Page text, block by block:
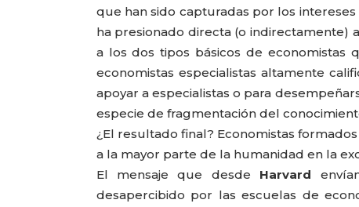
que han sido capturadas por los
ha presionado directa (o indirectamente)
a los dos tipos básicos de economistas
economistas especialistas altamente
apoyar a especialistas o para
especie de fragmentación del
¿El resultado final? Economistas
a la mayor parte de la humanidad en la
El mensaje que desde Harvard
desapercibido por las escuelas de